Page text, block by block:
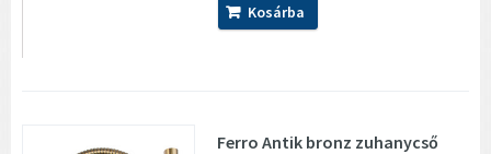
Kosárba
Ferro Antik bronz zuhanycső